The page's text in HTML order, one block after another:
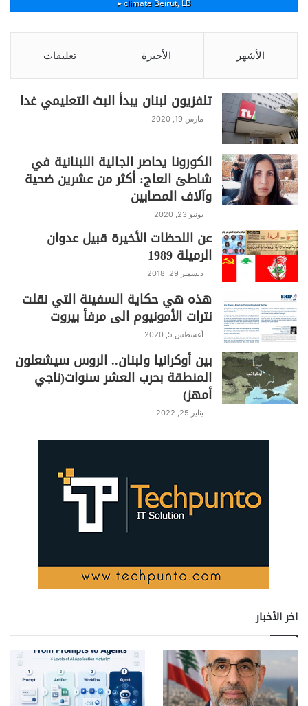
Beirut, LB
climate ▸
الأشهر الأخيرة تعليقات
تلفزيون لبنان يبدأ البث التعليمي غدا
مارس 19, 2020
الكورونا يحاصر الجالية اللبنانية في
شاطئ العاج: أكثر من عشرين ضحية
وآلاف المصابين
يونيو 23, 2020
عن اللحظات الأخيرة قبيل عدوان
الرميلة 1989
ديسمبر 29, 2018
هذه هي حكاية السفينة التي نقلت
نترات الأمونيوم الى مرفأ بيروت
أغسطس 5, 2020
بين أوكرانيا ولبنان.. الروس سيشعلون
المنطقة بحرب العشر سنوات(ناجي
أمهز)
يناير 25, 2022
اخر الأخبار